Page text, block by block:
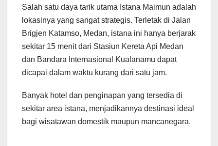
Salah satu daya tarik utama Istana Maimun adalah
lokasinya yang sangat strategis. Terletak di Jalan
Brigjen Katamso, Medan, istana ini hanya berjarak
sekitar 15 menit dari Stasiun Kereta Api Medan
dan Bandara Internasional Kualanamu dapat
dicapai dalam waktu kurang dari satu jam.
Banyak hotel dan penginapan yang tersedia di
sekitar area istana, menjadikannya destinasi ideal
bagi wisatawan domestik maupun mancanegara.